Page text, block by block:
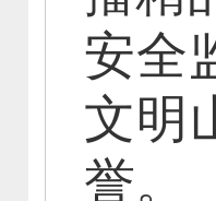
安全
文明
誉。